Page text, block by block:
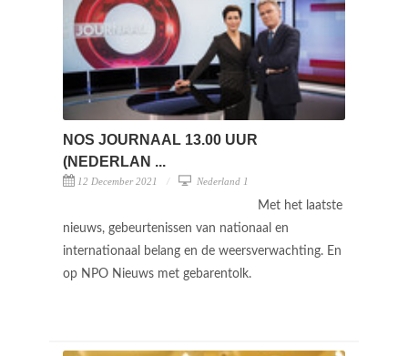
NOS JOURNAAL 13.00 UUR
(NEDERLAN ...
12 December 2021 Nederland 1
Met het laatste
nieuws, gebeurtenissen van nationaal en
internationaal belang en de weersverwachting. En
op NPO Nieuws met gebarentolk.